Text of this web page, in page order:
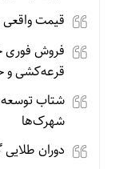
قیمت
قرعه‌کشی و
شتاب
شهرک‌ها
دوران طلایی